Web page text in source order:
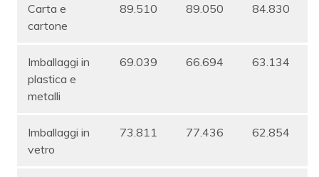
Carta e
cartone
89.510 89.050 84.830
Imballaggi in
plastica e
metalli
69.039 66.694 63.134
Imballaggi in
vetro
73.811 77.436 62.854